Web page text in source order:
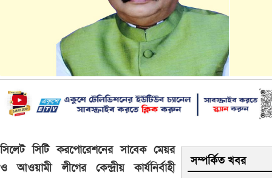
সম্পর্কিত খবর
সিলেট সিটি করপোরেশনের সাবেক মেয়র
ও আওয়ামী লীগের কেন্দ্রীয় কার্যনির্বাহী